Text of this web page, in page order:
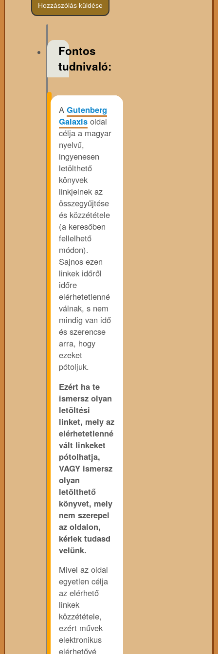
Fontos
tudnivaló:
A Gutenberg
Galaxis oldal
célja a magyar
nyelvű,
ingyenesen
letölthető
könyvek
linkjeinek az
összegyűjtése
és közzététele
(a keresőben
fellelhető
módon).
Sajnos ezen
linkek időről
időre
elérhetetlenné
válnak, s nem
mindig van idő
és szerencse
arra, hogy
ezeket
pótoljuk.
Ezért ha te
ismersz olyan
letöltési
linket, mely az
elérhetetlenné
vált linkeket
pótolhatja,
VAGY ismersz
olyan
letölthető
könyvet, mely
nem szerepel
az oldalon,
kérlek tudasd
velünk.
Mivel az oldal
egyetlen célja
az elérhető
linkek
közzététele,
ezért művek
elektronikus
elérhetővé